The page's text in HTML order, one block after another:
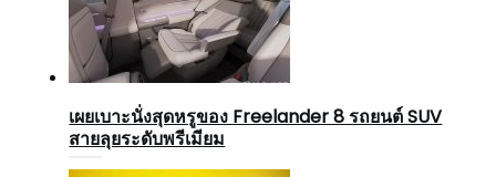
เผยเบาะนั่งสุดหรูของ Freelander 8 รถยนต์ SUV
สายลุยระดับพรีเมียม